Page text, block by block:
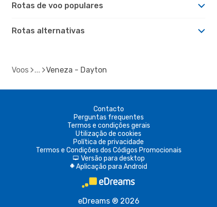
Rotas de voo populares
Rotas alternativas
Voos Veneza - Dayton
Contacto
Perguntas frequentes
Termos e condições gerais
Utilização de cookies
Política de privacidade
Termos e Condições dos Códigos Promocionais
d Versão para desktop
A Aplicação para Android
eDreams ® 2026